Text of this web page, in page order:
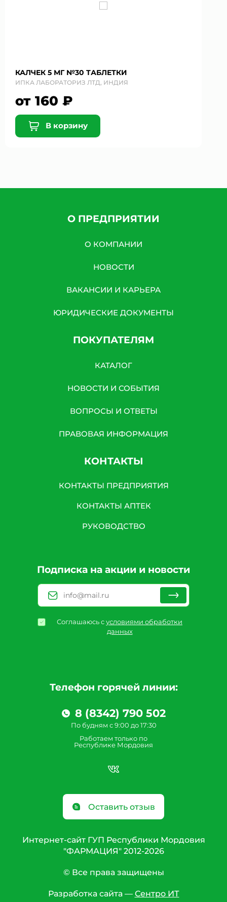
КАЛЧЕК 5 МГ №30 ТАБЛЕТКИ
ИПКА ЛАБОРАТОРИЗ ЛТД, ИНДИЯ
от 160 ₽
В корзину
Телефон горячей линии:
8 (8342) 790 502
По будням с 9:00 до 17:30
Работаем только по
Республике Мордовия
Оставить отзыв
О ПРЕДПРИЯТИИ
О КОМПАНИИ
НОВОСТИ
ВАКАНСИИ И КАРЬЕРА
ЮРИДИЧЕСКИЕ ДОКУМЕНТЫ
ПОКУПАТЕЛЯМ
КАТАЛОГ
НОВОСТИ И СОБЫТИЯ
ВОПРОСЫ И ОТВЕТЫ
ПРАВОВАЯ ИНФОРМАЦИЯ
КОНТАКТЫ
КОНТАКТЫ ПРЕДПРИЯТИЯ
КОНТАКТЫ АПТЕК
РУКОВОДСТВО
Подписка на акции и новости
Соглашаюсь сусловиями обработки
данных
Интернет-сайт ГУП Республики Мордовия
"ФАРМАЦИЯ" 2012-2026
© Все права защищены
Разработка сайта — Сентро ИТ